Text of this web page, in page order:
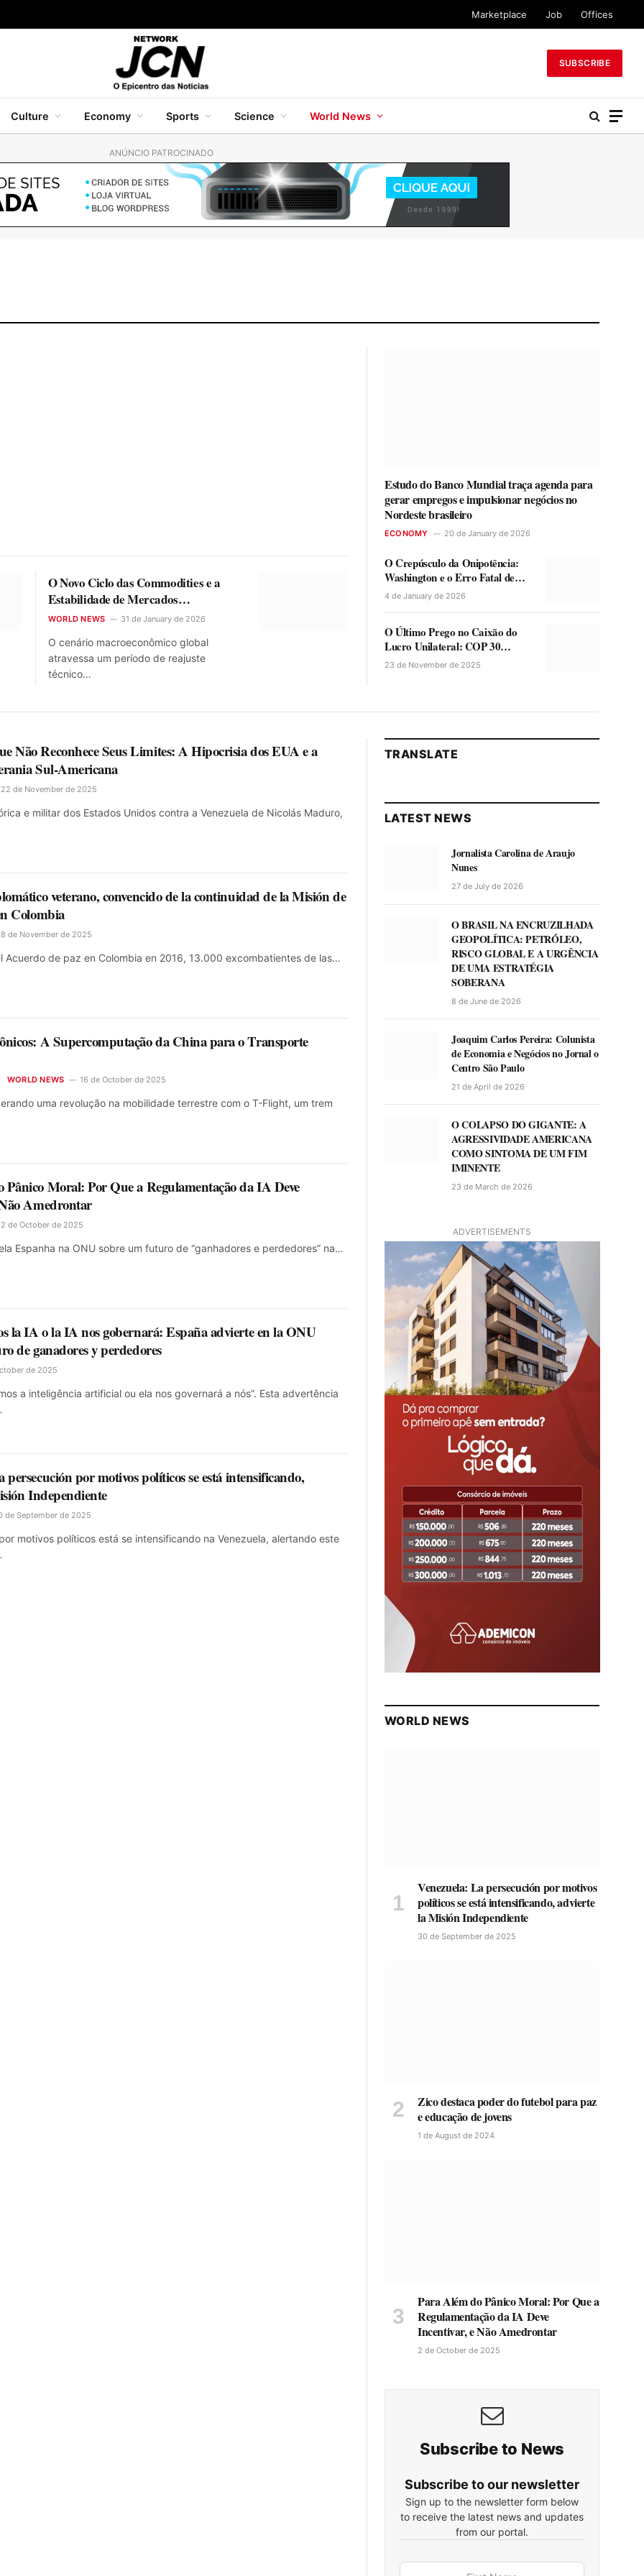
Marketplace Job Offices
SUBSCRIBE
Culture Economy Sports Science World News
ANÚNCIO PATROCINADO
O Novo Ciclo das Commodities e a
Estabilidade de Mercados
Emergentes
WORLD NEWS 31 de January de 2026
O cenário macroeconômico global
atravessa um período de reajuste
técnico…
Estudo do Banco Mundial traça agenda para
gerar empregos e impulsionar negócios no
Nordeste brasileiro
ECONOMY 20 de January de 2026
O Crepúsculo da Onipotência:
Washington e o Erro Fatal de
2026
4 de January de 2026
O Último Prego no Caixão do
Lucro Unilateral: COP 30
Obriga o Capitalismo a Se
23 de November de 2025
Não Reconhece Seus Limites: A Hipocrisia dos EUA e a
Sul-Americana
22 de November de 2025
e militar dos Estados Unidos contra a Venezuela de Nicolás Maduro,
veterano, convencido de la continuidad de la Misión de
Colombia
8 de November de 2025
Acuerdo de paz en Colombia en 2016, 13.000 excombatientes de las…
A Supercomputação da China para o Transporte
WORLD NEWS 16 de October de 2025
uma revolução na mobilidade terrestre com o T-Flight, um trem
Pânico Moral: Por Que a Regulamentação da IA Deve
Amedrontar
2 de October de 2025
Espanha na ONU sobre um futuro de “ganhadores e perdedores” na…
la IA o la IA nos gobernará: España advierte en la ONU
de ganadores y perdedores
de 2025
a inteligência artificial ou ela nos governará a nós”. Esta advertência
persecución por motivos políticos se está intensificando,
Independiente
de September de 2025
motivos políticos está se intensificando na Venezuela, alertando este
TRANSLATE
LATEST NEWS
Jornalista Carolina de Araujo
Nunes
27 de July de 2026
O BRASIL NA ENCRUZILHADA
GEOPOLÍTICA: PETRÓLEO,
RISCO GLOBAL E A URGÊNCIA
DE UMA ESTRATÉGIA
SOBERANA
8 de June de 2026
Joaquim Carlos Pereira: Colunista
de Economia e Negócios no Jornal o
Centro São Paulo
21 de April de 2026
O COLAPSO DO GIGANTE: A
AGRESSIVIDADE AMERICANA
COMO SINTOMA DE UM FIM
IMINENTE
23 de March de 2026
ADVERTISEMENTS
WORLD NEWS
Venezuela: La persecución por motivos
políticos se está intensificando, advierte
la Misión Independiente
30 de September de 2025
Zico destaca poder do futebol para paz
e educação de jovens
1 de August de 2024
Para Além do Pânico Moral: Por Que a
Regulamentação da IA Deve
Incentivar, e Não Amedrontar
2 de October de 2025
Subscribe to News
Subscribe to our newsletter
Sign up to the newsletter form below
to receive the latest news and updates
from our portal.